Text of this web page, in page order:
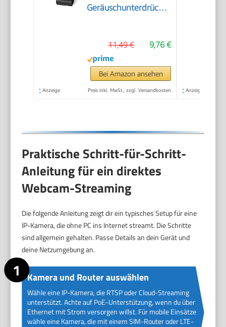
Geräuschunterdrückung,
Kamera für PC Laptop
für Live-Streaming
Videoanruf Konferenz
Online-Unterricht
9,76 €
11,49 €
Bei Amazon ansehen
* Anzeige Preis inkl. MwSt., zzgl. Versandkosten * Anzeige
Praktische Schritt-für-Schritt-
Anleitung für ein direktes
Webcam-Streaming
Die folgende Anleitung zeigt dir ein typisches Setup für eine
IP-Kamera, die ohne PC ins Internet streamt. Die Schritte
sind allgemein gehalten. Passe Details an dein Gerät und
deine Netzumgebung an.
Kamera und Router auswählen
Wähle eine IP-Kamera, die RTSP oder Cloud-Streaming
unterstützt. Achte auf PoE-Unterstützung, wenn du über
Ethernet mit Strom versorgen willst. Für mobile Einsätze
wähle eine Kamera, die mit einem SIM-Router oder LTE-